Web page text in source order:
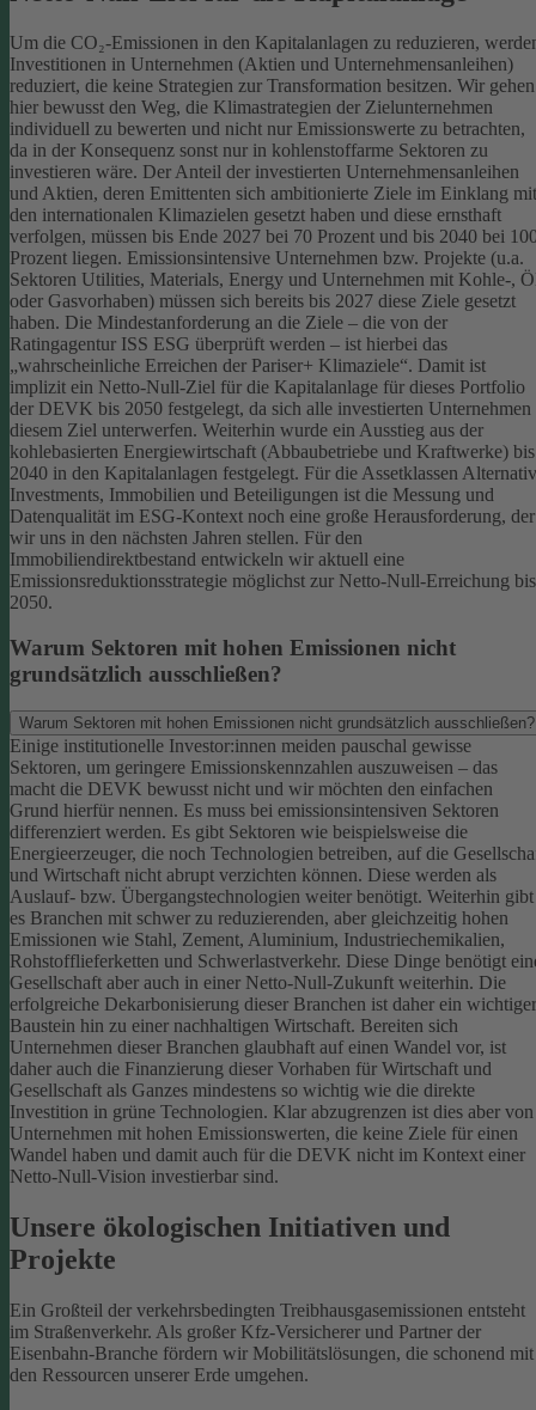
Um die CO₂-Emissionen in den Kapitalanlagen zu reduzieren,
Investitionen in Unternehmen (Aktien und Unternehmensanleihen)
reduziert, die keine Strategien zur Transformation besitzen. Wir gehen
hier bewusst den Weg, die Klimastrategien der Zielunternehmen
individuell zu bewerten und nicht nur Emissionswerte zu betrachten,
da in der Konsequenz sonst nur in kohlenstoffarme Sektoren zu
investieren wäre. Der Anteil der investierten Unternehmensanleihen
und Aktien, deren Emittenten sich ambitionierte Ziele im Einklang mit
den internationalen Klimazielen gesetzt haben und diese ernsthaft
verfolgen, müssen bis Ende 2027 bei 70 Prozent und bis 2040 bei
Prozent liegen. Emissionsintensive Unternehmen bzw. Projekte (u.a.
Sektoren Utilities, Materials, Energy und Unternehmen mit Kohle-,
oder Gasvorhaben) müssen sich bereits bis 2027 diese Ziele gesetzt
haben. Die Mindestanforderung an die Ziele – die von der
Ratingagentur ISS ESG überprüft werden – ist hierbei das
„wahrscheinliche Erreichen der Pariser+ Klimaziele“. Damit ist
implizit ein Netto-Null-Ziel für die Kapitalanlage für dieses Portfolio
der DEVK bis 2050 festgelegt, da sich alle investierten Unternehmen
diesem Ziel unterwerfen. Weiterhin wurde ein Ausstieg aus der
kohlebasierten Energiewirtschaft (Abbaubetriebe und Kraftwerke) bis
2040 in den Kapitalanlagen festgelegt. Für die Assetklassen
Investments, Immobilien und Beteiligungen ist die Messung und
Datenqualität im ESG-Kontext noch eine große Herausforderung, der
wir uns in den nächsten Jahren stellen. Für den
Immobiliendirektbestand entwickeln wir aktuell eine
Emissionsreduktionsstrategie möglichst zur Netto-Null-Erreichung bis
2050.
Warum Sektoren mit hohen Emissionen nicht
grundsätzlich ausschließen?
Warum Sektoren mit hohen Emissionen nicht grundsätzlich ausschließen?
Einige institutionelle Investor:innen meiden pauschal gewisse
Sektoren, um geringere Emissionskennzahlen auszuweisen – das
macht die DEVK bewusst nicht und wir möchten den einfachen
Grund hierfür nennen. Es muss bei emissionsintensiven Sektoren
differenziert werden. Es gibt Sektoren wie beispielsweise die
Energieerzeuger, die noch Technologien betreiben, auf die
und Wirtschaft nicht abrupt verzichten können. Diese werden als
Auslauf- bzw. Übergangstechnologien weiter benötigt. Weiterhin gibt
es Branchen mit schwer zu reduzierenden, aber gleichzeitig hohen
Emissionen wie Stahl, Zement, Aluminium, Industriechemikalien,
Rohstofflieferketten und Schwerlastverkehr. Diese Dinge benötigt
Gesellschaft aber auch in einer Netto-Null-Zukunft weiterhin. Die
erfolgreiche Dekarbonisierung dieser Branchen ist daher ein wichtiger
Baustein hin zu einer nachhaltigen Wirtschaft. Bereiten sich
Unternehmen dieser Branchen glaubhaft auf einen Wandel vor, ist
daher auch die Finanzierung dieser Vorhaben für Wirtschaft und
Gesellschaft als Ganzes mindestens so wichtig wie die direkte
Investition in grüne Technologien. Klar abzugrenzen ist dies aber von
Unternehmen mit hohen Emissionswerten, die keine Ziele für einen
Wandel haben und damit auch für die DEVK nicht im Kontext einer
Netto-Null-Vision investierbar sind.
Unsere ökologischen Initiativen und
Projekte
Ein Großteil der verkehrsbedingten Treibhausgasemissionen entsteht
im Straßenverkehr. Als großer Kfz-Versicherer und Partner der
Eisenbahn-Branche fördern wir Mobilitätslösungen, die schonend mit
den Ressourcen unserer Erde umgehen.